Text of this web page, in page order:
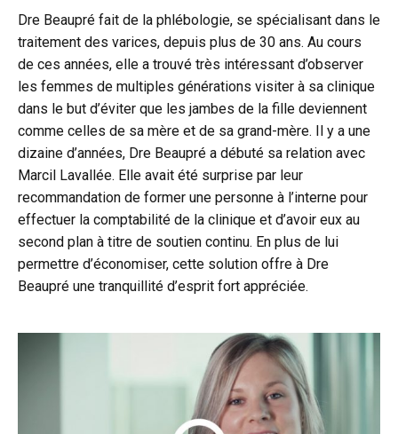
Dre Beaupré fait de la phlébologie, se spécialisant dans le
traitement des varices, depuis plus de 30 ans. Au cours
de ces années, elle a trouvé très intéressant d’observer
les femmes de multiples générations visiter à sa clinique
dans le but d’éviter que les jambes de la fille deviennent
comme celles de sa mère et de sa grand-mère. Il y a une
dizaine d’années, Dre Beaupré a débuté sa relation avec
Marcil Lavallée. Elle avait été surprise par leur
recommandation de former une personne à l’interne pour
effectuer la comptabilité de la clinique et d’avoir eux au
second plan à titre de soutien continu. En plus de lui
permettre d’économiser, cette solution offre à Dre
Beaupré une tranquillité d’esprit fort appréciée.